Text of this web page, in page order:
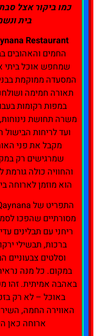
כמו ביקור אצל
בית
Restaurant
החמים והאהובים
שמחפש אוכל ביתי
המסעדה ממוקמת
תאורה חמימה
במפות רקומות
משרה תחושת
ועד לריחות
מקבל את פני
שמרגישים רק
והחוויה כולה
הוא מוזמן לארוחה
ריחני עם תבלינים
ברכות, תבשילי
וסלטים צבעוניים
במקום. כל מנה
באהבה אמיתית. זהו
באוכל – לא רק
האווירה החמה,
ארוחה כאן